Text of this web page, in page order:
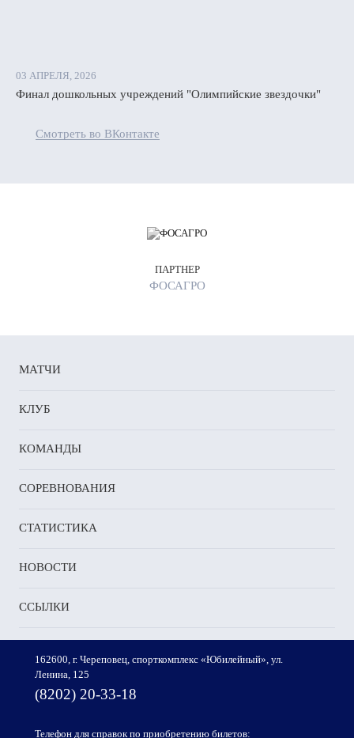
03 АПРЕЛЯ, 2026
Финал дошкольных учреждений "Олимпийские звездочки"
Смотреть во ВКонтакте
ПАРТНЕР
ФОСАГРО
МАТЧИ
КЛУБ
КОМАНДЫ
СОРЕВНОВАНИЯ
СТАТИСТИКА
НОВОСТИ
ССЫЛКИ
162600, г. Череповец, спорткомплекс «Юбилейный», ул.
Ленина, 125
(8202) 20-33-18
Телефон для справок по приобретению билетов: